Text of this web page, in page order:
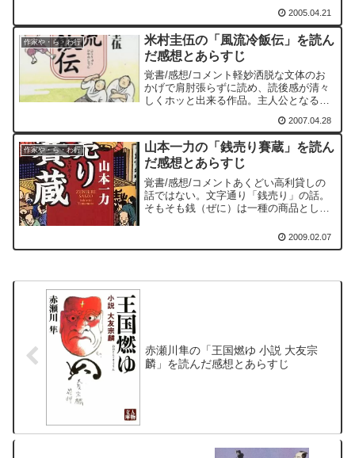
ところの先代の芝の治助のようです。ま
た、「鬼平犯科帳」「仕掛人・藤枝梅
安」でお馴染みの店「鮒宗...
2005.04.21
作家や・ら・わ行
米村圭伍の「風流冷飯伝」を読ん
だ感想とあらすじ
覚書/感想/コメント軽妙洒脱な文体のお
かげで肩肘張らずに読め、読後感が清々
しくホッと出来る作品。主人公となる幇
囲気もどこかのんびりしており、舞台と
なる風見藩自体がのんびりしているのも
こうした読後感になるの...
2007.04.28
作家や・ら・わ行
山本一力の「銭売り賽蔵」を読ん
だ感想とあらすじ
覚書/感想/コメントあくどい高利貸しの
話ではない。文字通り「銭売り」の話。
そもそも銭（ぜに）は一種の商品として
にあるのに対して、銭を扱う銭座は公儀
2009.02.07
赤瀬川隼の「王国燃ゆ 小説 大友宗
麟」を読んだ感想とあらすじ